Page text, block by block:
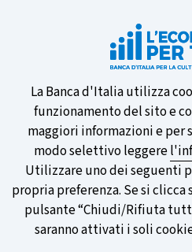
Informativa
sui
cookie
La Banca d'Italia utilizza
funzionamento del sito e
maggiori informazioni e per
modo selettivo leggere
Utilizzare uno dei seguenti
propria preferenza. Se si clicca
pulsante “Chiudi/Rifiuta
saranno attivati i soli
Partecipa al
sulle nuove
preferita!
SCOPRI